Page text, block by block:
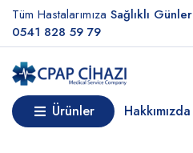
Tüm Hastalarımıza Sağlıklı Günler
0541 828 59 79
Ürünler Hakkımızda